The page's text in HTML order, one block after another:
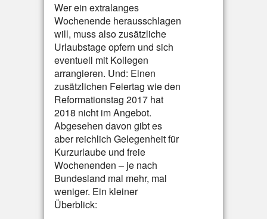
Wer ein extralanges
Wochenende herausschlagen
will, muss also zusätzliche
Urlaubstage opfern und sich
eventuell mit Kollegen
arrangieren. Und: Einen
zusätzlichen Feiertag wie den
Reformationstag 2017 hat
2018 nicht im Angebot.
Abgesehen davon gibt es
aber reichlich Gelegenheit für
Kurzurlaube und freie
Wochenenden – je nach
Bundesland mal mehr, mal
weniger. Ein kleiner
Überblick: